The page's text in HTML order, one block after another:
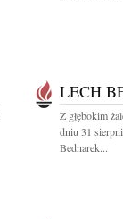
LECH
Z głębokim
dniu 31
Bednarek...